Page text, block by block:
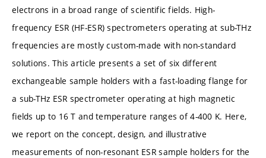
electrons in a broad range of scientific fields. High-
frequency ESR (HF-ESR) spectrometers operating at sub-THz
frequencies are mostly custom-made with non-standard
solutions. This article presents a set of six different
exchangeable sample holders with a fast-loading flange for
a sub-THz ESR spectrometer operating at high magnetic
fields up to 16 T and temperature ranges of 4-400 K. Here,
we report on the concept, design, and illustrative
measurements of non-resonant ESR sample holders for the